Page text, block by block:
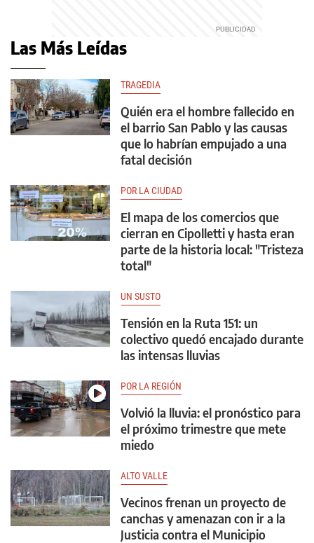
Las Más Leídas
TRAGEDIA
Quién era el hombre fallecido en
el barrio San Pablo y las causas
que lo habrían empujado a una
fatal decisión
POR LA CIUDAD
El mapa de los comercios que
cierran en Cipolletti y hasta eran
parte de la historia local: "Tristeza
total"
UN SUSTO
Tensión en la Ruta 151: un
colectivo quedó encajado durante
las intensas lluvias
POR LA REGIÓN
Volvió la lluvia: el pronóstico para
el próximo trimestre que mete
miedo
ALTO VALLE
Vecinos frenan un proyecto de
canchas y amenazan con ir a la
Justicia contra el Municipio